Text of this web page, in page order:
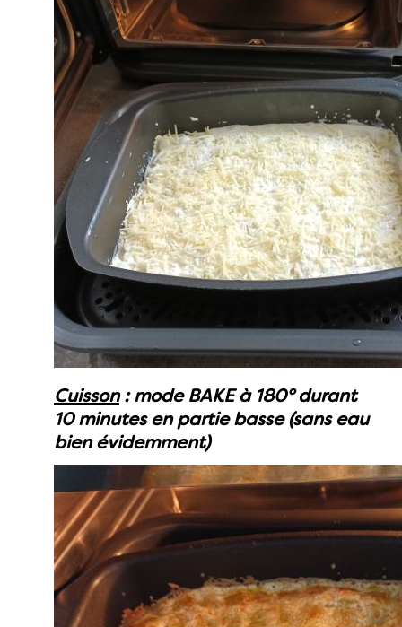
Cuisson: mode BAKE à 180° durant
10 minutes en partie basse (sans eau
bien évidemment)